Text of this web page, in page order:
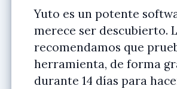
Yuto es un potente
merece ser descubierto.
recomendamos que
herramienta, de forma
durante 14 días para